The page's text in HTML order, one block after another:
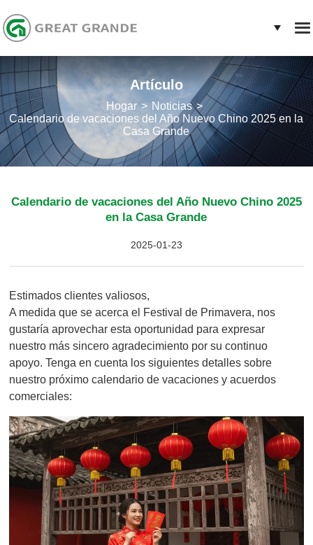
Artículo
Hogar
Noticias
Calendario de vacaciones del Año Nuevo Chino 2025 en la
Casa Grande
Calendario de vacaciones del Año Nuevo Chino 2025
en la Casa Grande
2025-01-23
Estimados clientes valiosos,
A medida que se acerca el Festival de Primavera, nos
gustaría aprovechar esta oportunidad para expresar
nuestro más sincero agradecimiento por su continuo
apoyo. Tenga en cuenta los siguientes detalles sobre
nuestro próximo calendario de vacaciones y acuerdos
comerciales: